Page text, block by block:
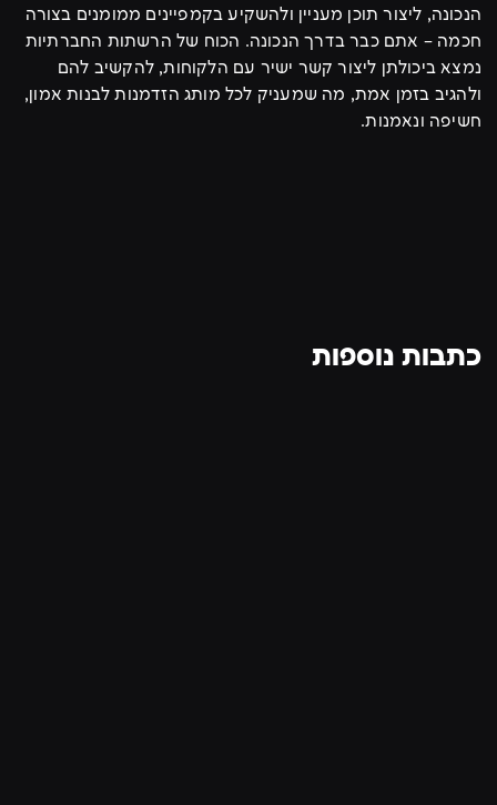
הנכונה, ליצור תוכן מעניין ולהשקיע בקמפיינים ממומנים בצורה
חכמה – אתם כבר בדרך הנכונה. הכוח של הרשתות החברתיות
נמצא ביכולתן ליצור קשר ישיר עם הלקוחות, להקשיב להם
ולהגיב בזמן אמת, מה שמעניק לכל מותג הזדמנות לבנות אמון,
חשיפה ונאמנות.
כתבות נוספות